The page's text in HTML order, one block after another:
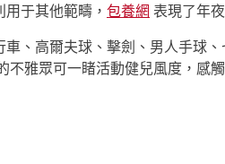
于其他範疇， 包養網 表現了年
、高爾夫球、擊劍、男人手球、
不雅眾可一睹活動健兒風度，感